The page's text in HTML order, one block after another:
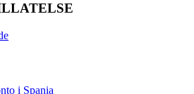
i Spania